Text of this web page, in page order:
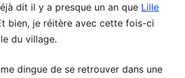
dit il y a presque un an que Lille
bien, je réitère avec cette fois-ci
du village.
dingue de se retrouver dans une